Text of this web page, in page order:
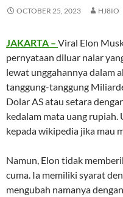
OCTOBER 25, 2023 HJ8IO
JAKARTA – Viral Elon
pernyataan diluar nalar
lewat unggahannya dalam
tanggung-tanggung
Dolar AS atau setara
kedalam mata uang rupiah.
kepada wikipedia jika mau
Namun, Elon tidak
cuma. Ia memiliki syarat
mengubah namanya